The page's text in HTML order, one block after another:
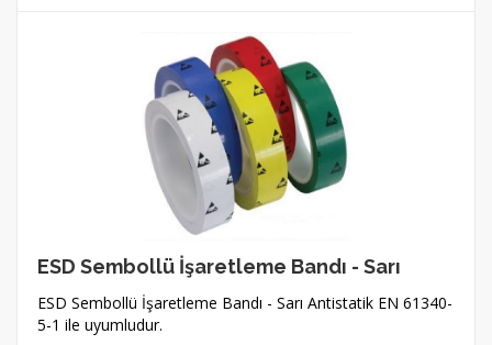
ESD Sembollü İşaretleme Bandı - Sarı
ESD Sembollü İşaretleme Bandı - Sarı Antistatik EN 61340-
5-1 ile uyumludur.